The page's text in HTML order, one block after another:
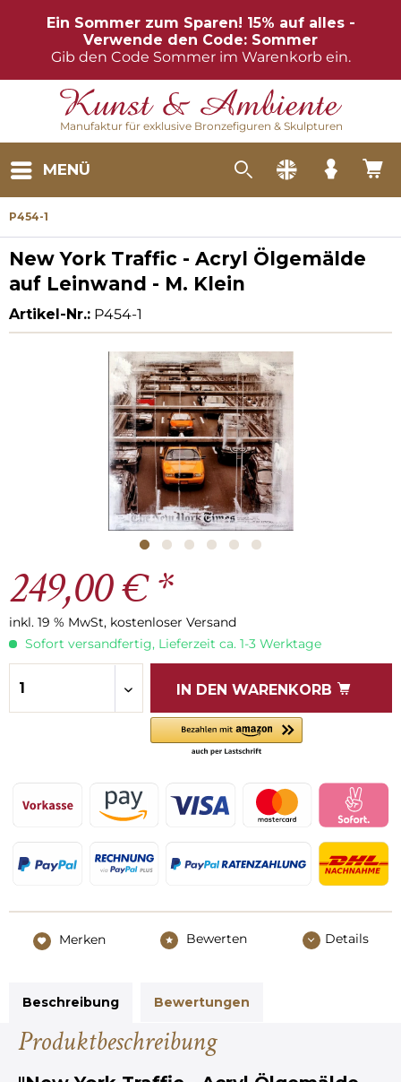
Ein Sommer zum Sparen! 15% auf alles -
Verwende den Code: Sommer
Gib den Code Sommer im Warenkorb ein.
Manufaktur für exklusive Bronzefiguren & Skulpturen
MENÜ
P454-1
New York Traffic - Acryl Ölgemälde
auf Leinwand - M. Klein
Artikel-Nr.: P454-1
249,00 € *
inkl. 19 % MwSt, kostenloser Versand
Sofort versandfertig, Lieferzeit ca. 1-3 Werktage
IN DEN WARENKORB
Merken Bewerten Details
Beschreibung Bewertungen
Produktbeschreibung